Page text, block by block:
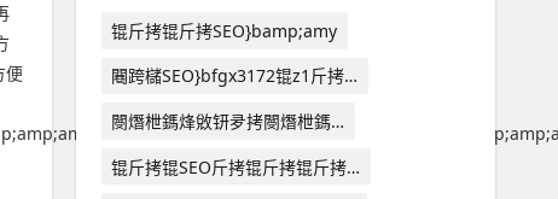
便
锟斤拷锟斤拷SEO}bamp;amy
闀跨櫧SEO}bfgx3172锟z1斤拷…
閿熸枻鎷烽敓钘夛拷閿熸枻鎷…
锟斤拷锟SEO斤拷锟斤拷锟斤拷…